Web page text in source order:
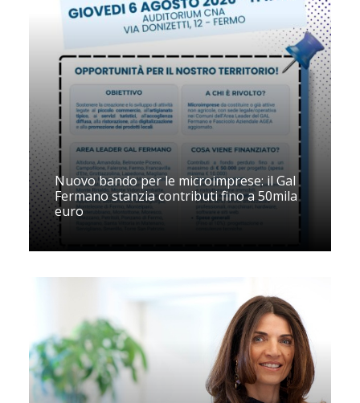
Nuovo bando per le microimprese: il Gal
Fermano stanzia contributi fino a 50mila
euro